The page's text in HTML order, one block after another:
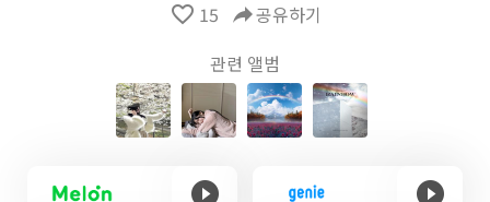
favorite_border 15 reply공유하기
관련 앨범